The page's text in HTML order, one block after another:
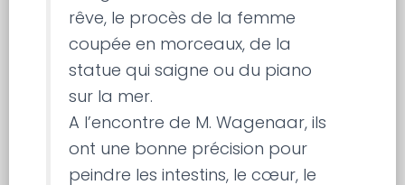
rêve, le procès de la femme
coupée en morceaux, de la
statue qui saigne ou du piano
sur la mer.
A l’encontre de M. Wagenaar, ils
ont une bonne précision pour
peindre les intestins, le cœur, le